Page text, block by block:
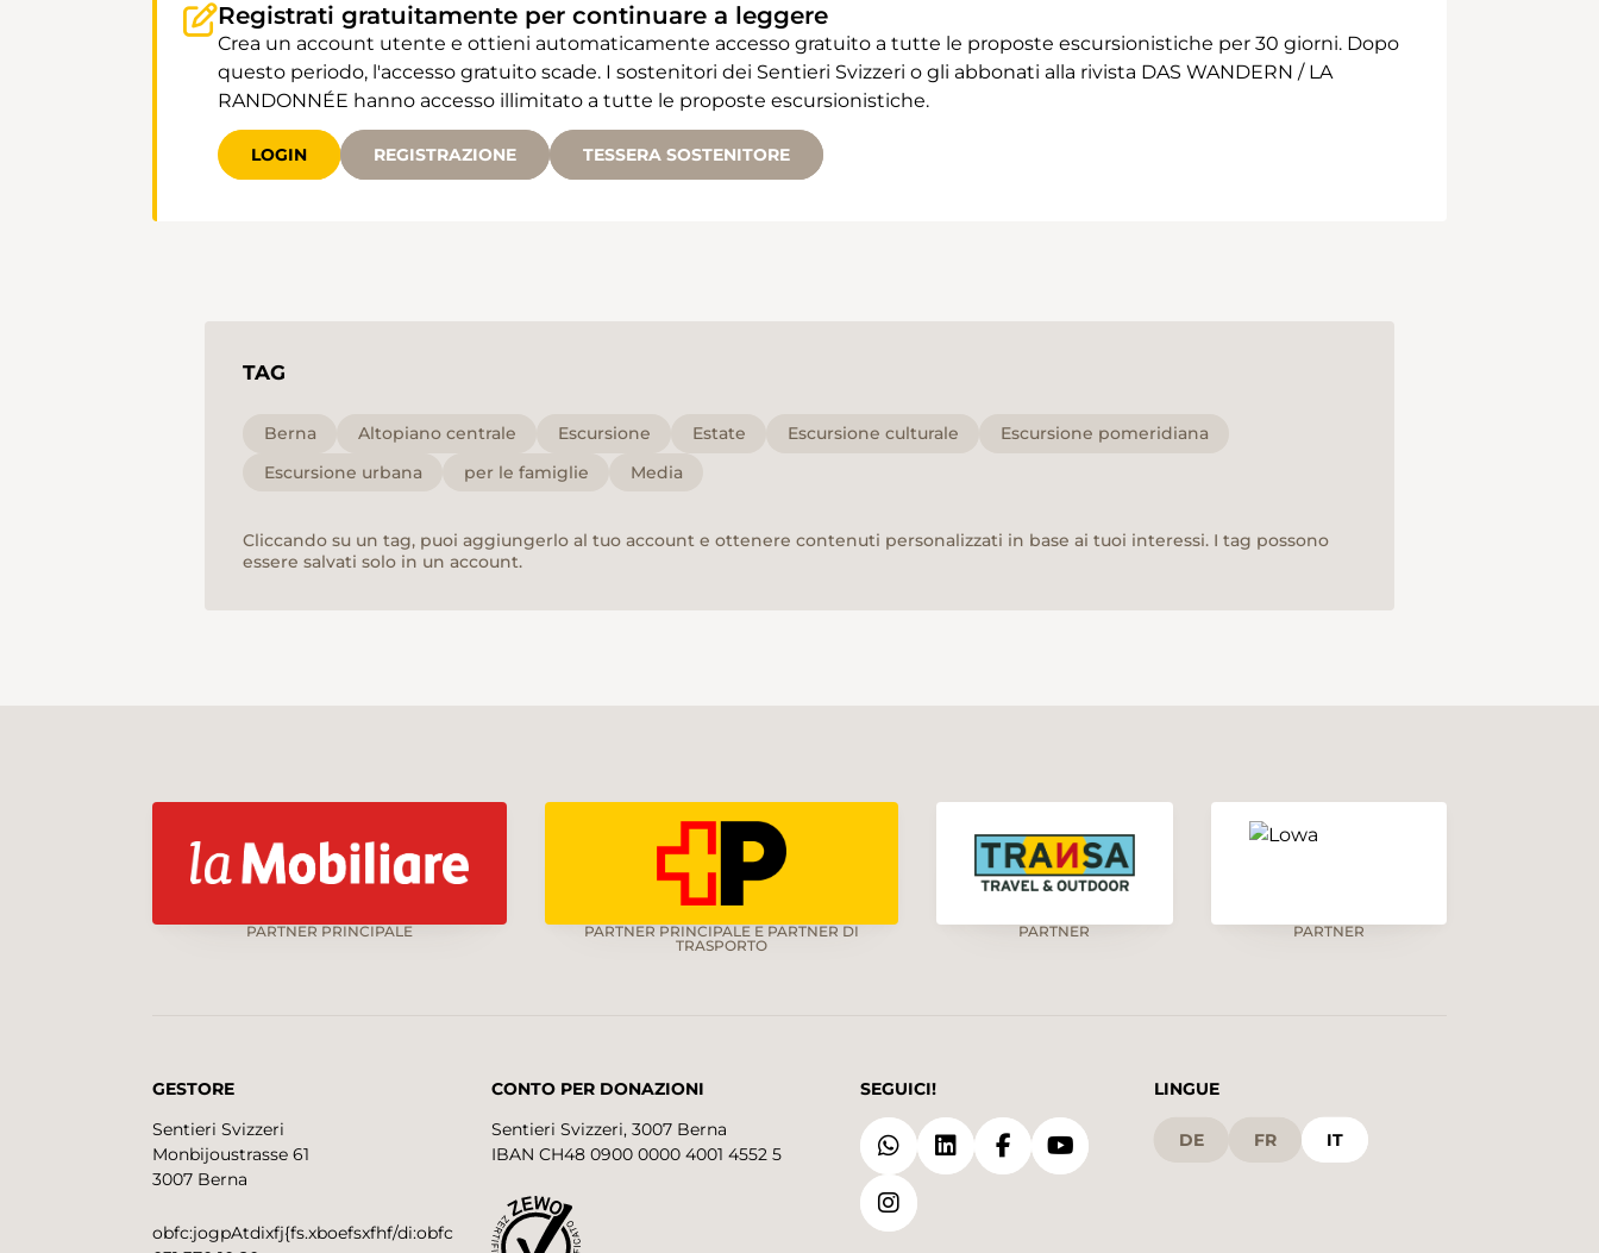
Registrati gratuitamente per continuare a leggere
Crea un account utente e ottieni automaticamente accesso gratuito a tutte le proposte escursionistiche per 30 giorni. Dopo
questo periodo, l'accesso gratuito scade. I sostenitori dei Sentieri Svizzeri o gli abbonati alla rivista DAS WANDERN / LA
RANDONNÉE hanno accesso illimitato a tutte le proposte escursionistiche.
LOGIN REGISTRAZIONE TESSERA SOSTENITORE
TAG
Berna Altopiano centrale Escursione Estate Escursione culturale
Escursione pomeridiana
Escursione urbana
per le famiglie Media
Cliccando su un tag, puoi aggiungerlo al tuo account e ottenere contenuti personalizzati in base ai tuoi interessi. I tag possono
essere salvati solo in un account.
PARTNER PRINCIPALE
PARTNER PRINCIPALE E PARTNER DI
TRASPORTO
PARTNER PARTNER
GESTORE
Sentieri Svizzeri
Monbijoustrasse 61
3007 Berna
obfc:jogpAtdixfj{fs.xboefsxfhf/di:obfc
CONTO PER DONAZIONI
Sentieri Svizzeri, 3007 Berna
IBAN CH48 0900 0000 4001 4552 5
SEGUICI! LINGUE
DE FR IT